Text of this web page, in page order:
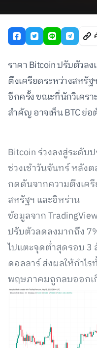
ราคา Bitcoin ปรับตัวล
ตึงเครียดระหว่างสหรั
อีกครั้ง ขณะที่นักวิเครา
สำคัญ อาจเห็น BTC ย่
Bitcoin ร่วงลงสู่ระดับ
ช่วงเช้าวันจันทร์ หลัง
กดดันจากความตึงเค
สหรัฐฯ และอิหร่าน
ข้อมูลจาก
ปรับตัวลดลงมากถึง
ไปแตะจุดต่ำสุดรอบ
ดอลลาร์ ส่งผลให้กำไ
พฤษภาคมถูกลบออก